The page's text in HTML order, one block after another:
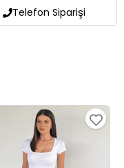
Telefon Siparişi